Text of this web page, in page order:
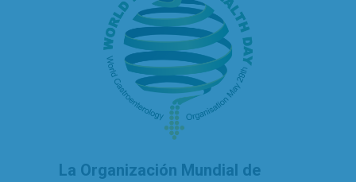
La Organización Mundial de